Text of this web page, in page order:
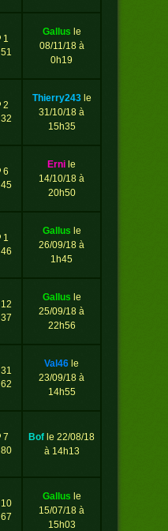
1
51
gallus le
08/11/18 à
0h19
2
32
thierry243 le
31/10/18 à
15h35
6
45
erni le
14/10/18 à
20h50
1
46
gallus le
26/09/18 à
1h45
12
37
gallus le
25/09/18 à
22h56
31
62
val46 le
23/09/18 à
14h55
7
80
bof le 22/08/18
à 14h13
10
67
gallus le
15/07/18 à
15h03